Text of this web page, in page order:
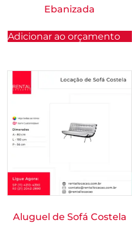
Ebanizada
Adicionar ao orçamento
Aluguel de Sofá Costela